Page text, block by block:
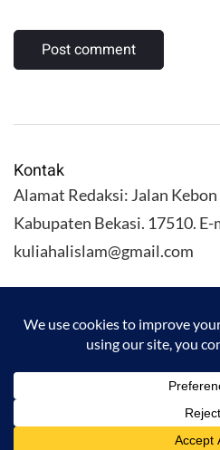
Kontak
Alamat Redaksi: Jalan
Kabupaten Bekasi. 17510. E-
kuliahalislam@gmail.com